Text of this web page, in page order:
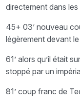
directement dans
45+ 03’ nouveau
légèrement devant
61’ alors qu’il était
stoppé par un
81’ coup franc de